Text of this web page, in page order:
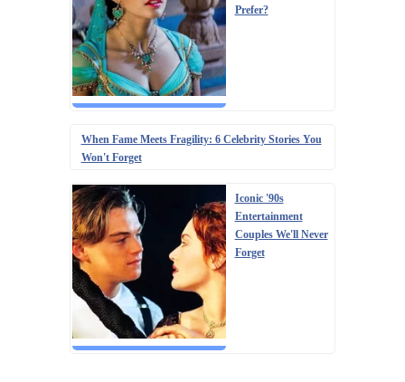
Prefer?
When Fame Meets Fragility: 6 Celebrity Stories You
Won't Forget
Iconic '90s
Entertainment
Couples We'll Never
Forget